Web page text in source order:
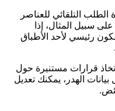
الطلب التلقائي للعناصر
سبيل المثال، إذا
رئيسي لأحد الأطباق
قرارات مستنيرة حول
الهدر، يمكنك تعديل